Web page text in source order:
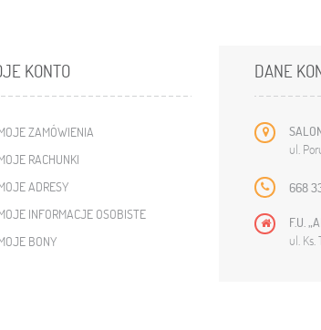
KONTO
ZAMÓWIENIA
RACHUNKI
ADRESY
INFORMACJE OSOBISTE
BONY
DANE
ul.
668
F.U.
ul. Ks.